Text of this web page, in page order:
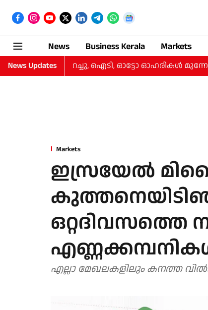
News Business Kerala Markets
News Updates
നഷ്‌ടം കുറച്ചു, ഐടി, ഓട്ടോ ഓഹരികള്‍ മുന്നേറ്റത്തില്‍
Markets
ഇസ്രയേല്‍
ഒറ്റദിവസത്തെ
എല്ലാ മേഖലകളിലും കനത്ത